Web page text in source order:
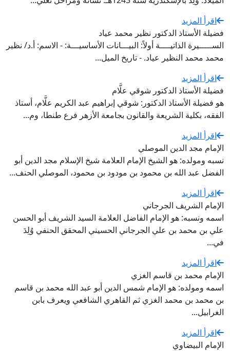
اقرأ المزيد
فضيلة الأستاذ الدكتور نظير محمد عياد
الســـــيرة الذاتيــــة أولاً: البيـــانات الأساسيـــة: - الاسم: أ.د/ نظير
محمد محمد النظير عياد. - تاريخ الميل...
اقرأ المزيد
فضيلة الأستاذ الدكتور شوقي علَّام
هو فضيلة الأستاذ الدكتور: شوقي إبراهيم عبد الكريم علَّام، أستاذ
الفقه، بكلية الشريعة والقانون بجامعة الأزهر فرع طنطا، وم...
اقرأ المزيد
الإمام مجد الدين الموصلي
نسبه ومولده: هو الشيخ الإمام العلامة شيخ الإسلام مجد الدين أبو
الفضل عبد الله بن محمود بن مودود بن محمود، الموصلي الحنف...
اقرأ المزيد
الإمام الشريف الجرجاني
اسمه ونسبه: هو الإمام الفاضل العلامة السيد الشريف أبو الحسن
علي بن محمد بن علي الجرجاني الحسيني المحقق الحنفي وُلِدَ
في...
اقرأ المزيد
الإمام محمد بن قاسم الغزي
اسمه ومولده: هو الإمام شمس الدين أبو عبد الله محمد بن قاسم
بن محمد بن محمد الغزي ثم القاهري الشافعي ويعرف بابن
الغرابيل...
اقرأ المزيد
الإمام البيضاوي